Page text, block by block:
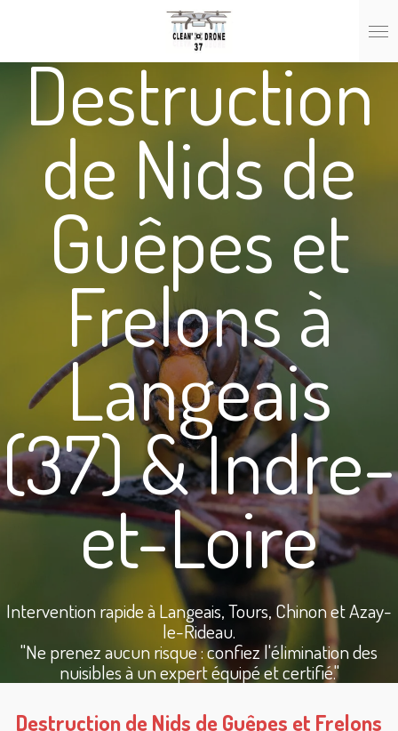
principal
Destruction
de Nids de
Guêpes et
Frelons à
Langeais
(37) & Indre-
et-Loire
Intervention rapide à Langeais, Tours, Chinon et Azay-
le-Rideau.
"Ne prenez aucun risque : confiez l'élimination des
nuisibles à un expert équipé et certifié."
Destruction de Nids de Guêpes et Frelons